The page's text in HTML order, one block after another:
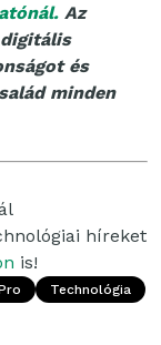
Az
és
minden
híreket
is!
Technológia